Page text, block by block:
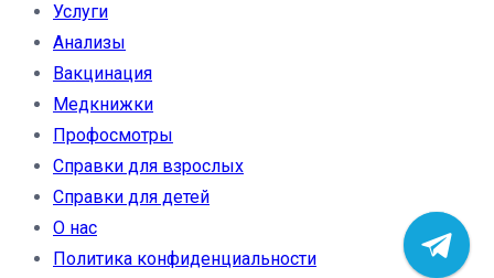
Услуги
Анализы
Вакцинация
Медкнижки
Профосмотры
Справки для взрослых
Справки для детей
О нас
Политика конфиденциальности